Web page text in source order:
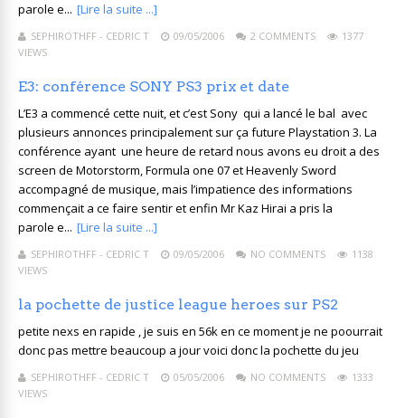
parole e... [Lire la suite ...]
SEPHIROTHFF - CEDRIC T 09/05/2006 2 COMMENTS
1377
VIEWS
E3: conférence SONY PS3 prix et date
L’E3 a commencé cette nuit, et c’est Sony qui a lancé le bal avec
plusieurs annonces principalement sur ça future Playstation 3. La
conférence ayant une heure de retard nous avons eu droit a des
screen de Motorstorm, Formula one 07 et Heavenly Sword
accompagné de musique, mais l’impatience des informations
commençait a ce faire sentir et enfin Mr Kaz Hirai a pris la
parole e... [Lire la suite ...]
SEPHIROTHFF - CEDRIC T 09/05/2006 NO COMMENTS
1138
VIEWS
la pochette de justice league heroes sur PS2
petite nexs en rapide , je suis en 56k en ce moment je ne poourrait
donc pas mettre beaucoup a jour voici donc la pochette du jeu
SEPHIROTHFF - CEDRIC T 05/05/2006 NO COMMENTS
1333
VIEWS